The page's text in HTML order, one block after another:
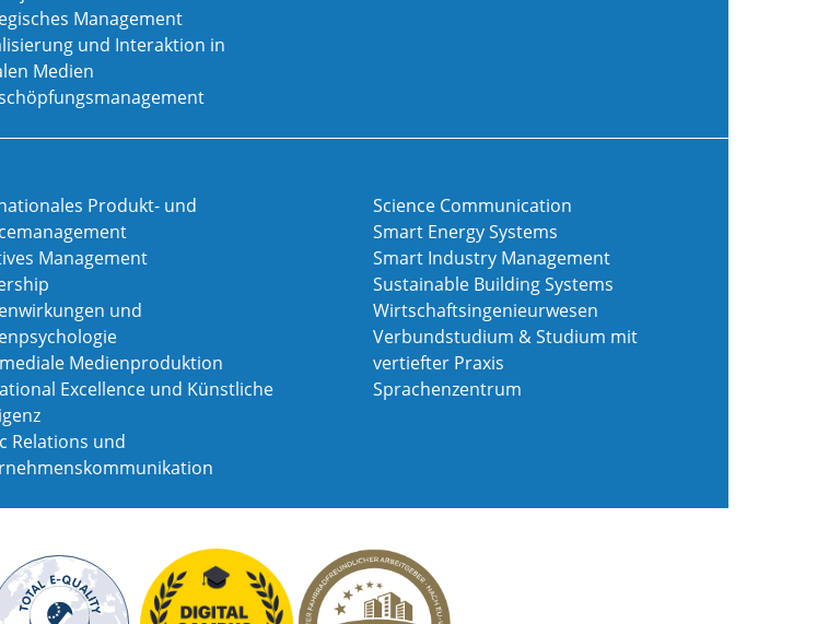
Management
und Interaktion in
Medien
Produkt- und
Management
und
Medienproduktion
Excellence und Künstliche
Relations und
Science Communication
Smart Energy Systems
Smart Industry Management
Sustainable Building Systems
Wirtschaftsingenieurwesen
Verbundstudium & Studium mit
vertiefter Praxis
Sprachenzentrum